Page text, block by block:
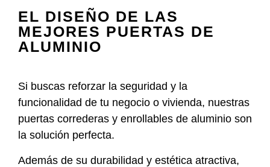
EL DISEÑO DE LAS
MEJORES PUERTAS DE
ALUMINIO
Si buscas reforzar la seguridad y la
funcionalidad de tu negocio o vivienda, nuestras
puertas correderas y enrollables de aluminio son
la solución perfecta.
Además de su durabilidad y estética atractiva,